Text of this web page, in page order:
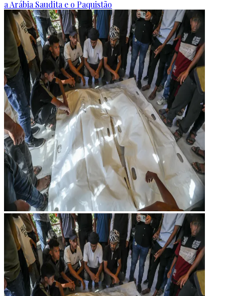
a Arábia Saudita e o Paquistão